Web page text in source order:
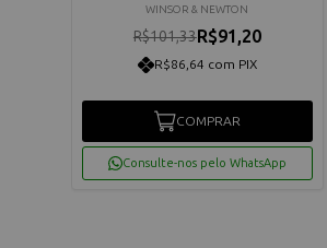
WINSOR & NEWTON
R$101,33R$91,20
R$86,64 com PIX
COMPRAR
Consulte-nos pelo WhatsApp